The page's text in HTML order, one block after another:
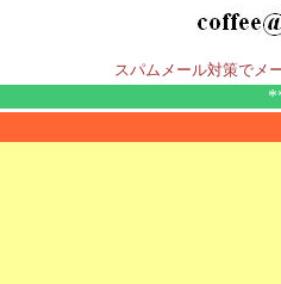
スパムメール対策でメ